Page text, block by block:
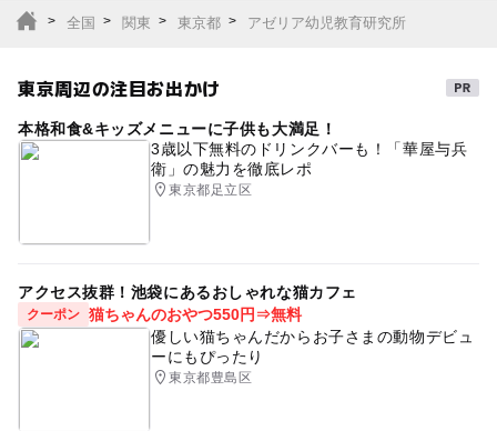
全国 関東 東京都 アゼリア幼児教育研究所
東京周辺の注目お出かけ
本格和食&キッズメニューに子供も大満足！
3歳以下無料のドリンクバーも！「華屋与兵
衛」の魅力を徹底レポ
東京都足立区
アクセス抜群！池袋にあるおしゃれな猫カフェ
クーポン 猫ちゃんのおやつ550円⇒無料
優しい猫ちゃんだからお子さまの動物デビュ
ーにもぴったり
東京都豊島区